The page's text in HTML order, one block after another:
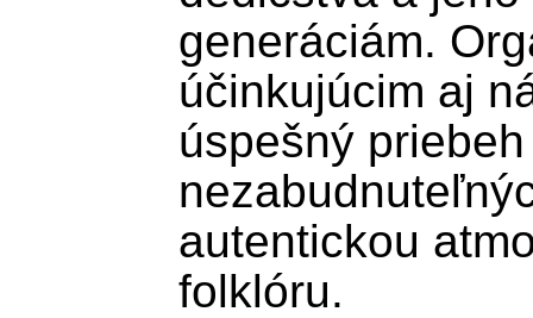
generáciám.
účinkujúcim aj
úspešný
autentickou
folklóru.